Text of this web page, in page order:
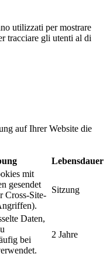
utilizzati per mostrare
tracciare gli utenti al di
auf Ihrer Website die
Lebensdauer
mit
gesendet
Cross-Site-
Sitzung
Daten,
bei
2 Jahre